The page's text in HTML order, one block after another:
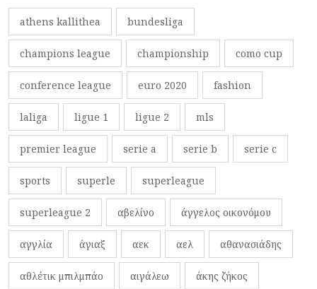
athens kallithea bundesliga
champions league championship como cup
conference league euro 2020 fashion
laliga ligue 1 ligue 2 mls
premier league serie a serie b serie c
sports superle superleague
superleague 2 αβελίνο άγγελος οικονόμου
αγγλία άγιαξ αεκ αελ αθανασιάδης
αθλέτικ μπιλμπάο αιγάλεω άκης ζήκος